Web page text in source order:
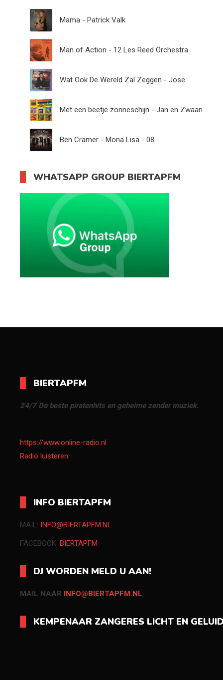
Mama - Patrick Valk
Man of Action - 12 Les Reed Orchestra
Wat Ook De Wereld Zal Zeggen - Jose
Met een beetje zonneschijn - Jan en Zwaan
Ben Cramer - Mona Lisa - 08
WHATSAPP GROUP BIERTAPFM
BIERTAPFM
24/7 De beste piratenhits en geheime zender muziek.
https://www.online-radio.nl
Radio luisteren
INFO BIERTAPFM
MAIL: INFO@BIERTAPFM.NL
FACEBOOK: BIERTAPFM
DJ WORDEN MELD U AAN!
MAIL NAAR INFO@BIERTAPFM.NL
KEMPENAAR ZANGERES LICHT EN